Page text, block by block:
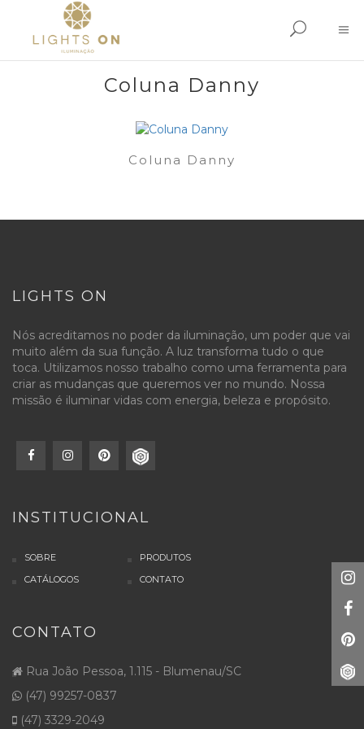
Coluna Danny
Coluna Danny
LIGHTS ON
Nós acreditamos no poder da iluminação, um poder que vai
muito além da sua função. A luz transforma tudo o que
toca. Utilizamos nosso trabalho como uma ferramenta para
criar as mudanças que queremos ver no mundo. Nossa
missão é iluminar vidas com energia, beleza e propósito.
INSTITUCIONAL
SOBRE
PRODUTOS
CATÁLOGOS
CONTATO
CONTATO
Rua João Pessoa, 1.115 - Blumenau/SC
(47) 99257-0837
(47) 3329-2049